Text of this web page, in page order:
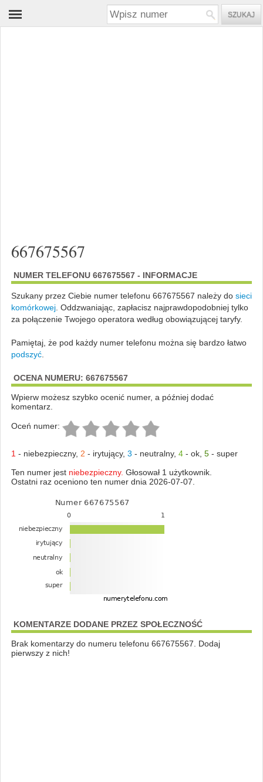
667675567
NUMER TELEFONU 667675567 - INFORMACJE
Szukany przez Ciebie numer telefonu 667675567 należy do sieci
komórkowej. Oddzwaniając, zapłacisz najprawdopodobniej tylko
za połączenie Twojego operatora według obowiązującej taryfy.
Pamiętaj, że pod każdy numer telefonu można się bardzo łatwo
podszyć.
OCENA NUMERU: 667675567
Wpierw możesz szybko ocenić numer, a później dodać
komentarz.
Oceń numer:
1 - niebezpieczny, 2 - irytujący, 3 - neutralny, 4- ok, 5- super
Ten numer jest niebezpieczny. Głosował 1 użytkownik.
Ostatni raz oceniono ten numer dnia 2026-07-07.
KOMENTARZE DODANE PRZEZ SPOŁECZNOŚĆ
Brak komentarzy do numeru telefonu 667675567. Dodaj
pierwszy z nich!